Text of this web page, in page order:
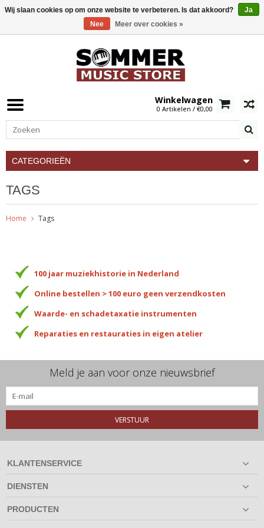
Winkelwagen
0 Artikelen / €0,00
CATEGORIEËN
TAGS
Home Tags
100 jaar muziekhistorie in Nederland
Online bestellen > 100 euro geen verzendkosten
Waarde- en schadetaxatie instrumenten
Reparaties en restauraties in eigen atelier
Meld je aan voor onze nieuwsbrief
VERSTUUR
KLANTENSERVICE
DIENSTEN
PRODUCTEN
Wij slaan cookies op om onze website te verbeteren. Is dat akkoord?
Ja
Nee
Meer over cookies »